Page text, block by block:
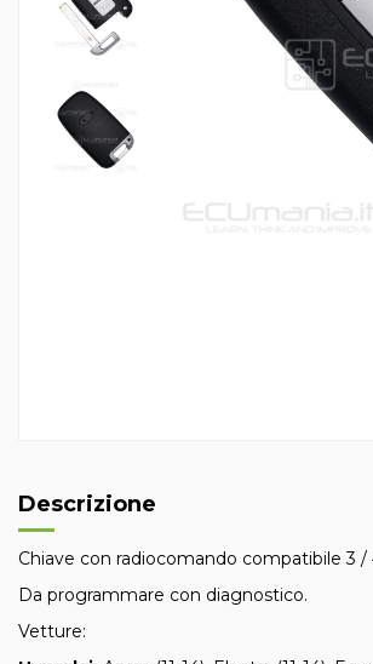
Descrizione
Chiave con radiocomando compatibile 3 /
Da programmare con diagnostico.
Vetture: